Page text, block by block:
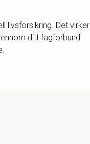
livsforsikring. Det virker
ditt fagforbund